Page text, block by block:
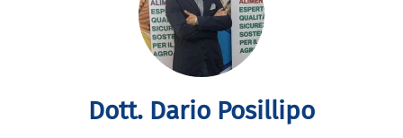
Dott. Dario Posillipo